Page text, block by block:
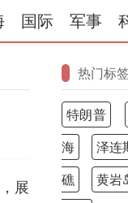
国际 军事
展
热门标
特朗普
海
泽连
礁
黄岩